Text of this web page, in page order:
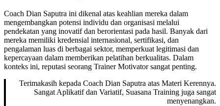
Coach Dian Saputra ini dikenal atas keahlian mereka dalam
mengembangkan potensi individu dan organisasi melalui
pendekatan yang inovatif dan berorientasi pada hasil. Banyak dari
mereka memiliki kredensial internasional, sertifikasi, dan
pengalaman luas di berbagai sektor, memperkuat legitimasi dan
kepercayaan dalam memberikan pelatihan berkualitas. Dalam
konteks ini, reputasi seorang Trainer Motivator sangat penting.
Terimakasih kepada Coach Dian Saputra atas Materi Kerennya.
Sangat Aplikatif dan Variatif, Suasana Training juga sangat
menyenangkan.